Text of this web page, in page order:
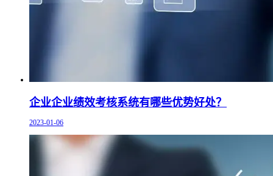
企业企业绩效考核系统有哪些优势好处？
2023-01-06